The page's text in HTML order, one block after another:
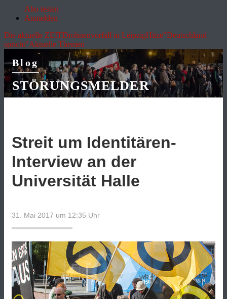
Abo testen
Anmelden
Die aktuelle ZEITDrohnenvorfall in LeipzigHitze"Deutschland
spricht"Aktuelle Themen
Blog
STÖRUNGSMELDER
Streit um Identitären-
Interview an der
Universität Halle
31. Mai 2017 um 12:35 Uhr